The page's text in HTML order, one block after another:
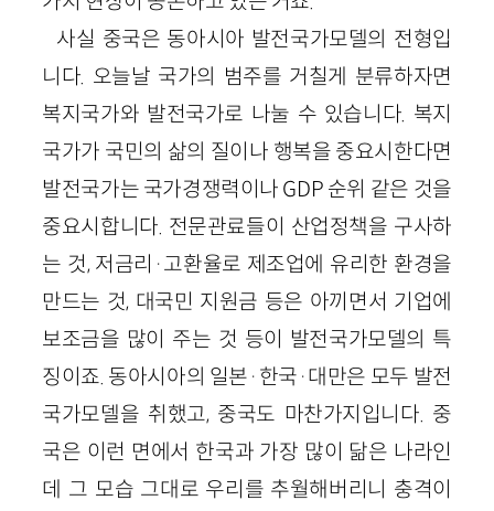
사실 중국은 동아시아 발전국가모델의 전형입
니다. 오늘날 국가의 범주를 거칠게 분류하자면
복지국가와 발전국가로 나눌 수 있습니다. 복지
국가가 국민의 삶의 질이나 행복을 중요시한다면
발전국가는 국가경쟁력이나 GDP 순위 같은 것을
중요시합니다. 전문관료들이 산업정책을 구사하
는 것, 저금리·고환율로 제조업에 유리한 환경을
만드는 것, 대국민 지원금 등은 아끼면서 기업에
보조금을 많이 주는 것 등이 발전국가모델의 특
징이죠. 동아시아의 일본·한국·대만은 모두 발전
국가모델을 취했고, 중국도 마찬가지입니다. 중
국은 이런 면에서 한국과 가장 많이 닮은 나라인
데 그 모습 그대로 우리를 추월해버리니 충격이